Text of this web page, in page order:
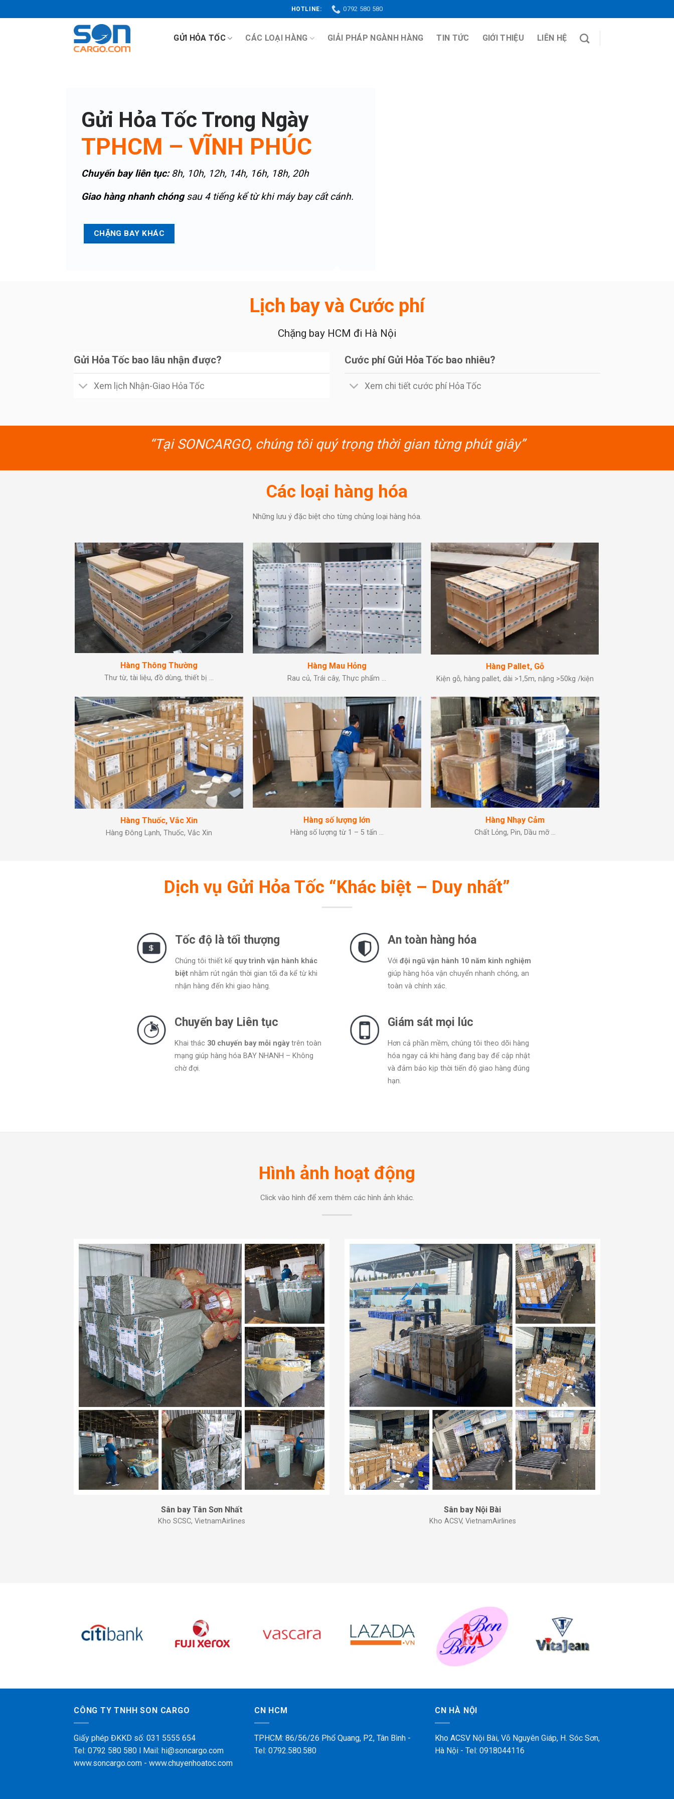
to
HOTLINE: 0792 580 580
GỬI HỎA TỐC CÁC LOẠI HÀNG GIẢI PHÁP NGÀNH HÀNG TIN TỨC GIỚI THIỆU LIÊN HỆ
Gửi Hỏa Tốc Trong Ngày
TPHCM – VĨNH PHÚC
Chuyến bay liên tục:8h, 10h, 12h, 14h, 16h, 18h, 20h
Giao hàng nhanh chóngsau 4 tiếng kể từ khi máy bay cất cánh.
CHẶNG BAY KHÁC
Lịch bay và Cước phí
Chặng bay HCM đi Hà Nội
Gửi Hỏa Tốc bao lâu nhận được?
Xem lịch Nhận-Giao Hỏa Tốc
Cước phí Gửi Hỏa Tốc bao nhiêu?
Xem chi tiết cước phí Hỏa Tốc
“Tại SONCARGO, chúng tôi quý trọng thời gian từng phút giây”
Các loại hàng hóa
Những lưu ý đặc biệt cho từng chủng loại hàng hóa.
Hàng Thông Thường
Thư từ, tài liệu, đồ dùng, thiết bị …
Hàng Mau Hỏng
Rau củ, Trái cây, Thực phẩm …
Hàng Pallet, Gỗ
Kiện gỗ, hàng pallet, dài >1,5m, nặng >50kg /kiện
Hàng Thuốc, Vắc Xin
Hàng Đông Lạnh, Thuốc, Vắc Xin
Hàng số lượng lớn
Hàng số lượng từ 1 – 5 tấn …
Hàng Nhạy Cảm
Chất Lỏng, Pin, Dầu mỡ …
Dịch vụ Gửi Hỏa Tốc “Khác biệt – Duy nhất”
Tốc độ là tối thượng
Chúng tôi thiết kế quy trình vận hành khác
biệt nhằm rút ngắn thời gian tối đa kể từ khi
nhận hàng đến khi giao hàng.
Chuyến bay Liên tục
Khai thác 30 chuyến bay mỗi ngàytrên toàn
mạng giúp hàng hóa BAY NHANH – Không
chờ đợi.
An toàn hàng hóa
Với đội ngũ vận hành 10 năm kinh nghiệm
giúp hàng hóa vận chuyển nhanh chóng, an
toàn và chính xác.
Giám sát mọi lúc
Hơn cả phần mềm, chúng tôi theo dõi hàng
hóa ngay cả khi hàng đang bay để cập nhật
và đảm bảo kịp thời tiến độ giao hàng đúng
hạn.
Hình ảnh hoạt động
Click vào hình để xem thêm các hình ảnh khác.
Sân bay Tân Sơn Nhất
Kho SCSC, VietnamAirlines
Sân bay Nội Bài
Kho ACSV, VietnamAirlines
CÔNG TY TNHH SON CARGO
Giấy phép ĐKKD số: 031 5555 654
Tel: 0792 580 580 l Mail: hi@soncargo.com
www.soncargo.com - www.chuyenhoatoc.com
CN HCM
TPHCM: 86/56/26 Phổ Quang, P2, Tân Bình -
Tel: 0792.580.580
CN HÀ NỘI
Kho ACSV Nội Bài, Võ Nguyên Giáp, H. Sóc Sơn,
Hà Nội - Tel: 0918044116